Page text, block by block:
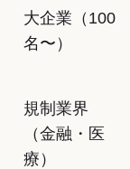
大企業（100
名〜）
規制業界
（金融・医
療）